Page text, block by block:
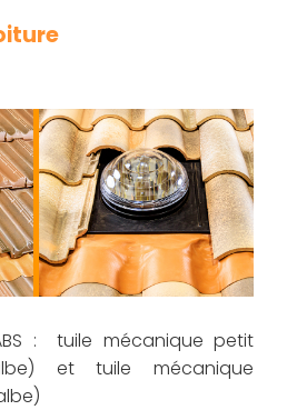
: tuile mécanique petit
et tuile mécanique